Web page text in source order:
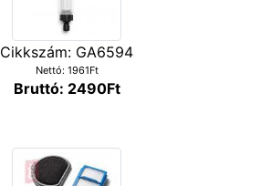
Cikkszám: GA6594
Nettó: 1961Ft
Bruttó: 2490Ft